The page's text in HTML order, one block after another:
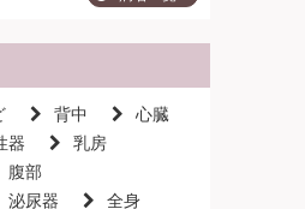
背中
心臓
器
乳房
腹部
泌尿器
全身